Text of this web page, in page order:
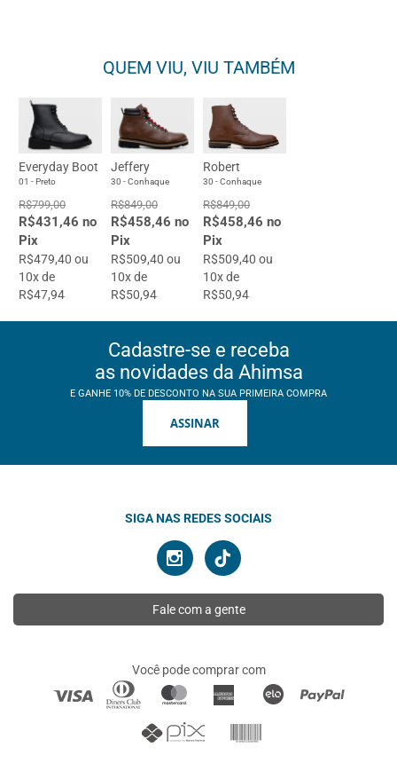
QUEM VIU, VIU TAMBÉM
Everyday Boot
01 - Preto
R$799,00
R$431,46 no
Pix
R$479,40 ou
10x de
R$47,94
Jeffery
30 - Conhaque
R$849,00
R$458,46 no
Pix
R$509,40 ou
10x de
R$50,94
Robert
30 - Conhaque
R$849,00
R$458,46 no
Pix
R$509,40 ou
10x de
R$50,94
Cadastre-se e receba
as novidades da Ahimsa
E GANHE 10% DE DESCONTO NA SUA PRIMEIRA COMPRA
ASSINAR
SIGA NAS REDES SOCIAIS
Fale com a gente
Você pode comprar com